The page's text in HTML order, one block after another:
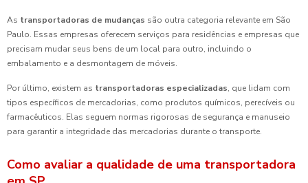
As transportadoras de mudanças são outra categoria relevante em São
Paulo. Essas empresas oferecem serviços para residências e empresas que
precisam mudar seus bens de um local para outro, incluindo o
embalamento e a desmontagem de móveis.
Por último, existem as transportadoras especializadas, que lidam com
tipos específicos de mercadorias, como produtos químicos, perecíveis ou
farmacêuticos. Elas seguem normas rigorosas de segurança e manuseio
para garantir a integridade das mercadorias durante o transporte.
Como avaliar a qualidade de uma transportadora